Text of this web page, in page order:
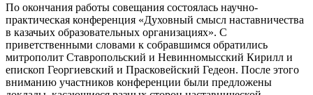
По окончания работы совещания состоялась научно-
практическая конференция «Духовный смысл наставничества
в казачьих образовательных организациях». С
приветственными словами к собравшимся обратились
митрополит Ставропольский и Невинномысский Кирилл и
епископ Георгиевский и Прасковейский Гедеон. После этого
вниманию участников конференции были предложены